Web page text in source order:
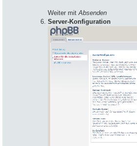
Weiter mitAbsenden
Server-Konfiguration